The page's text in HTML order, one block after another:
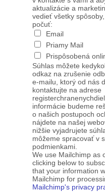
aktualizácie a
vedieť všetky
počuť:
Email
Priamy Mail
Prispôsobená
Súhlas môžete
odkaz na zrušenie
e-mailu, ktorý od nás
kontaktujte na adrese
informácie budeme
o našich postupoch
nájdete na našej
nižšie vyjadrujete
môžeme spracovať v
podmienkami.
We use Mailchimp as
clicking below to
that your information
Mailchimp for
Mailchimp's privacy